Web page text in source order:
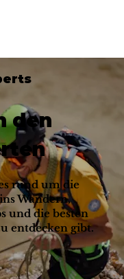
den
rund um die
Wandern,
und die besten
entdecken gibt.